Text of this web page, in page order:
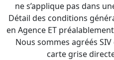
ne s’applique pas dans
Détail des conditions
en Agence ET
Nous sommes agréés
carte grise